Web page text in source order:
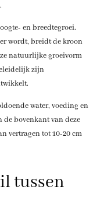
en breedtegroei.
wordt, breidt de kroon
natuurlijke groeivorm
zijn
water, voeding en
bovenkant van deze
vertragen tot 10-20 cm
tussen